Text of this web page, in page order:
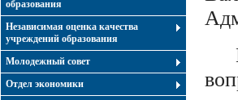
образования
Независимая оценка качества
учреждений образования
Молодежный совет
Отдел экономики